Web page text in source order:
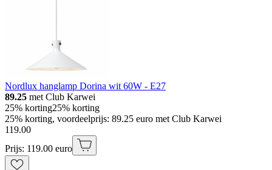
Nordlux hanglamp Dorina wit 60W - E27
89.25 met Club Karwei
25% korting25% korting
25% korting, voordeelprijs: 89.25 euro met Club Karwei
119.00
Prijs: 119.00 euro